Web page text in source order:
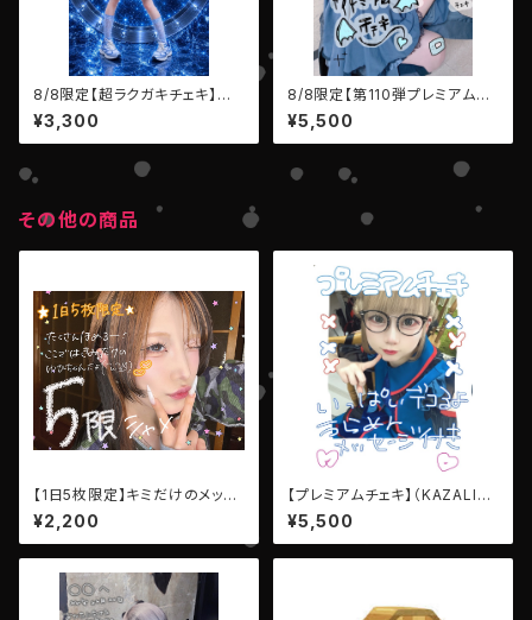
8/8限定【超ラクガキチェキ】
（澪・モンスター）
¥3,300
8/8限定【第110弾プレミアムチ
ェキ】（LEIWAN:澪・モンスター）
¥5,500
その他の商品
【1日5枚限定】キミだけのメッセ
ージ写メ【LEIWAN・ユウヒ・リ
コ】
¥2,200
【プレミアムチェキ】（KAZALIN:
ツユクサアオイ）
¥5,500